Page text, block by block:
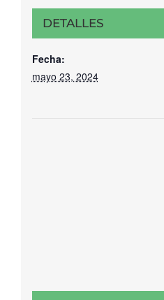
DETALLES
Fecha:
mayo 23, 2024